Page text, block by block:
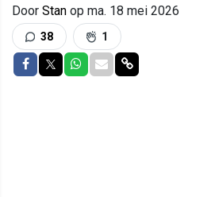
Door Stan op ma. 18 mei 2026
38 1
Delen op Facebook
Delen op Twitter
Delen op Whatsapp
Delen via Mail
Delen via link